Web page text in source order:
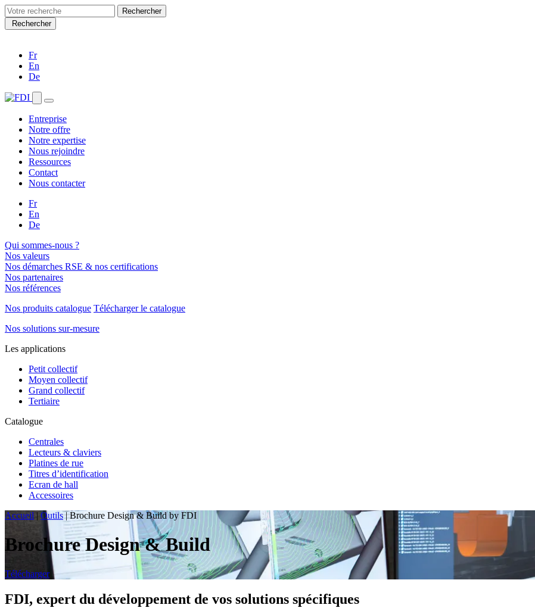
Search
for:Rechercher
Fr
En
De
Entreprise
Notre offre
Notre expertise
Nous rejoindre
Ressources
Contact
Nous contacter
Fr
En
De
Qui sommes-nous ?
Nos valeurs
Nos démarches RSE & nos certifications
Nos partenaires
Nos références
Nos produits catalogue Télécharger le catalogue
Nos solutions sur-mesure
Les applications
Petit collectif
Moyen collectif
Grand collectif
Tertiaire
Catalogue
Centrales
Lecteurs & claviers
Platines de rue
Titres d’identification
Ecran de hall
Accessoires
Accueil | Outils|Brochure Design & Build by FDI
Brochure Design & Build
Télécharger
FDI, expert du développement de vos solutions spécifiques